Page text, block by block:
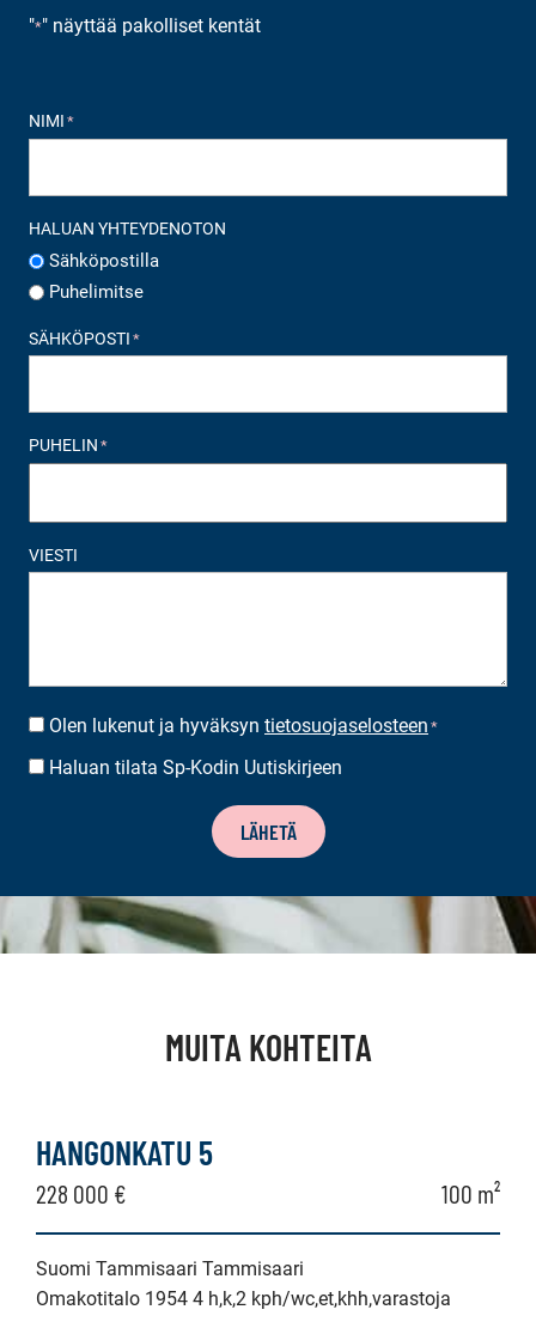
"*" näyttää pakolliset kentät
NIMI *
HALUAN YHTEYDENOTON
Sähköpostilla
Puhelimitse
SÄHKÖPOSTI *
PUHELIN *
VIESTI
SUOSTUMUS*
Olen lukenut ja hyväksyn tietosuojaselosteen *
UUTISKIRJEEN
Haluan tilata Sp-Kodin Uutiskirjeen
LÄHETÄ
MUITA KOHTEITA
HANGONKATU 5
228 000 € 100 m²
Suomi Tammisaari Tammisaari
Omakotitalo 1954 4 h,k,2 kph/wc,et,khh,varastoja